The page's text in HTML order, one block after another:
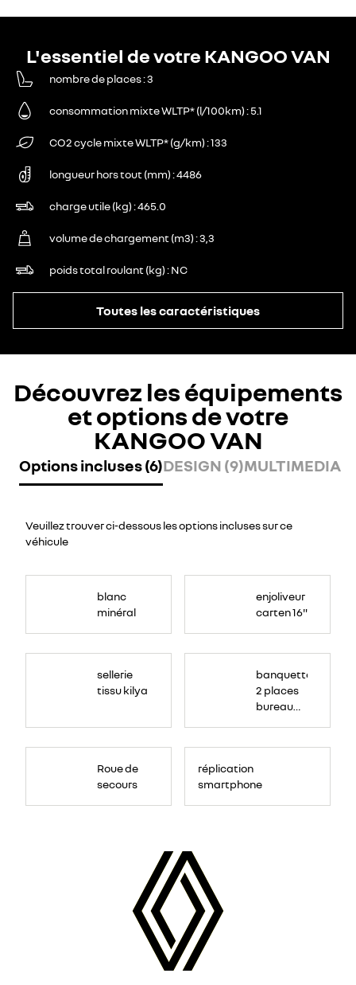
L'essentiel de votre KANGOO VAN
nombre de places 3
consommation mixte WLTP* (l/100km) 5.1
CO2 cycle mixte WLTP* (g/km) 133
longueur hors tout (mm) 4486
charge utile (kg) 465.0
volume de chargement (m3) 3,3
poids total roulant (kg) NC
Toutes les caractéristiques
Découvrez les équipements
et options de votre
KANGOO VAN
Options incluses (6)DESIGN (9)MULTIMEDIA
Veuillez trouver ci-dessous les options incluses sur ce
véhicule
blanc
minéral
enjoliveur
carten 16"
sellerie
tissu kilya
banquette
2 places
bureau
Roue de
secours
réplication
smartphone